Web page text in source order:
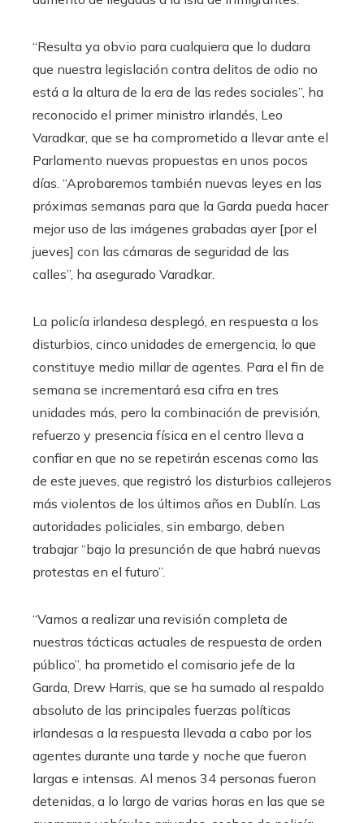
“Resulta ya obvio para cualquiera que lo dudara
que nuestra legislación contra delitos de odio no
está a la altura de la era de las redes sociales”, ha
reconocido el primer ministro irlandés, Leo
Varadkar, que se ha comprometido a llevar ante el
Parlamento nuevas propuestas en unos pocos
días. “Aprobaremos también nuevas leyes en las
próximas semanas para que la Garda pueda hacer
mejor uso de las imágenes grabadas ayer [por el
jueves] con las cámaras de seguridad de las
calles”, ha asegurado Varadkar.
La policía irlandesa desplegó, en respuesta a los
disturbios, cinco unidades de emergencia, lo que
constituye medio millar de agentes. Para el fin de
semana se incrementará esa cifra en tres
unidades más, pero la combinación de previsión,
refuerzo y presencia física en el centro lleva a
confiar en que no se repetirán escenas como las
de este jueves, que registró los disturbios callejeros
más violentos de los últimos años en Dublín. Las
autoridades policiales, sin embargo, deben
trabajar “bajo la presunción de que habrá nuevas
protestas en el futuro”.
“Vamos a realizar una revisión completa de
nuestras tácticas actuales de respuesta de orden
público”, ha prometido el comisario jefe de la
Garda, Drew Harris, que se ha sumado al respaldo
absoluto de las principales fuerzas políticas
irlandesas a la respuesta llevada a cabo por los
agentes durante una tarde y noche que fueron
largas e intensas. Al menos 34 personas fueron
detenidas, a lo largo de varias horas en las que se